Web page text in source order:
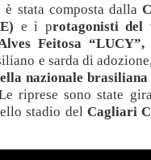
è stata composta dalla
e i protagonisti del
Feitosa “LUCY”,
e sarda di
nazionale brasiliana
riprese sono state
stadio del Cagliari